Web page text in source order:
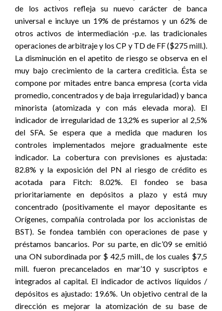
de los activos refleja su nuevo carácter de banca
universal e incluye un 19% de préstamos y un 62% de
otros activos de intermediación -p.e. las tradicionales
operaciones de arbitraje y los CP y TD de FF ($275 mill.).
La disminución en el apetito de riesgo se observa en el
muy bajo crecimiento de la cartera crediticia. Ésta se
compone por mitades entre banca empresa (corta vida
promedio, concentrados y de baja irregularidad) y banca
minorista (atomizada y con más elevada mora). El
indicador de irregularidad de 13,2% es superior al 2,5%
del SFA. Se espera que a medida que maduren los
controles implementados mejore gradualmente este
indicador. La cobertura con previsiones es ajustada:
82.8% y la exposición del PN al riesgo de crédito es
acotada para Fitch: 8.02%. El fondeo se basa
prioritariamente en depósitos a plazo y está muy
concentrado (positivamente el mayor depositante es
Orígenes, compañía controlada por los accionistas de
BST). Se fondea también con operaciones de pase y
préstamos bancarios. Por su parte, en dic’09 se emitió
una ON subordinada por $ 42,5 mill., de los cuales $7,5
mill. fueron precancelados en mar’10 y suscriptos e
integrados al capital. El indicador de activos líquidos /
depósitos es ajustado: 19.6%. Un objetivo central de la
dirección es mejorar la atomización de su base de